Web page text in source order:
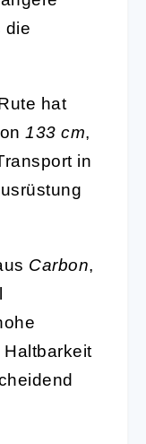
die
hat
133 cm,
in
Carbon,